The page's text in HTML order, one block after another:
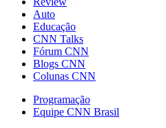
Auto
Educação
CNN Talks
Fórum CNN
Blogs CNN
Colunas CNN
Programação
Equipe CNN Brasil